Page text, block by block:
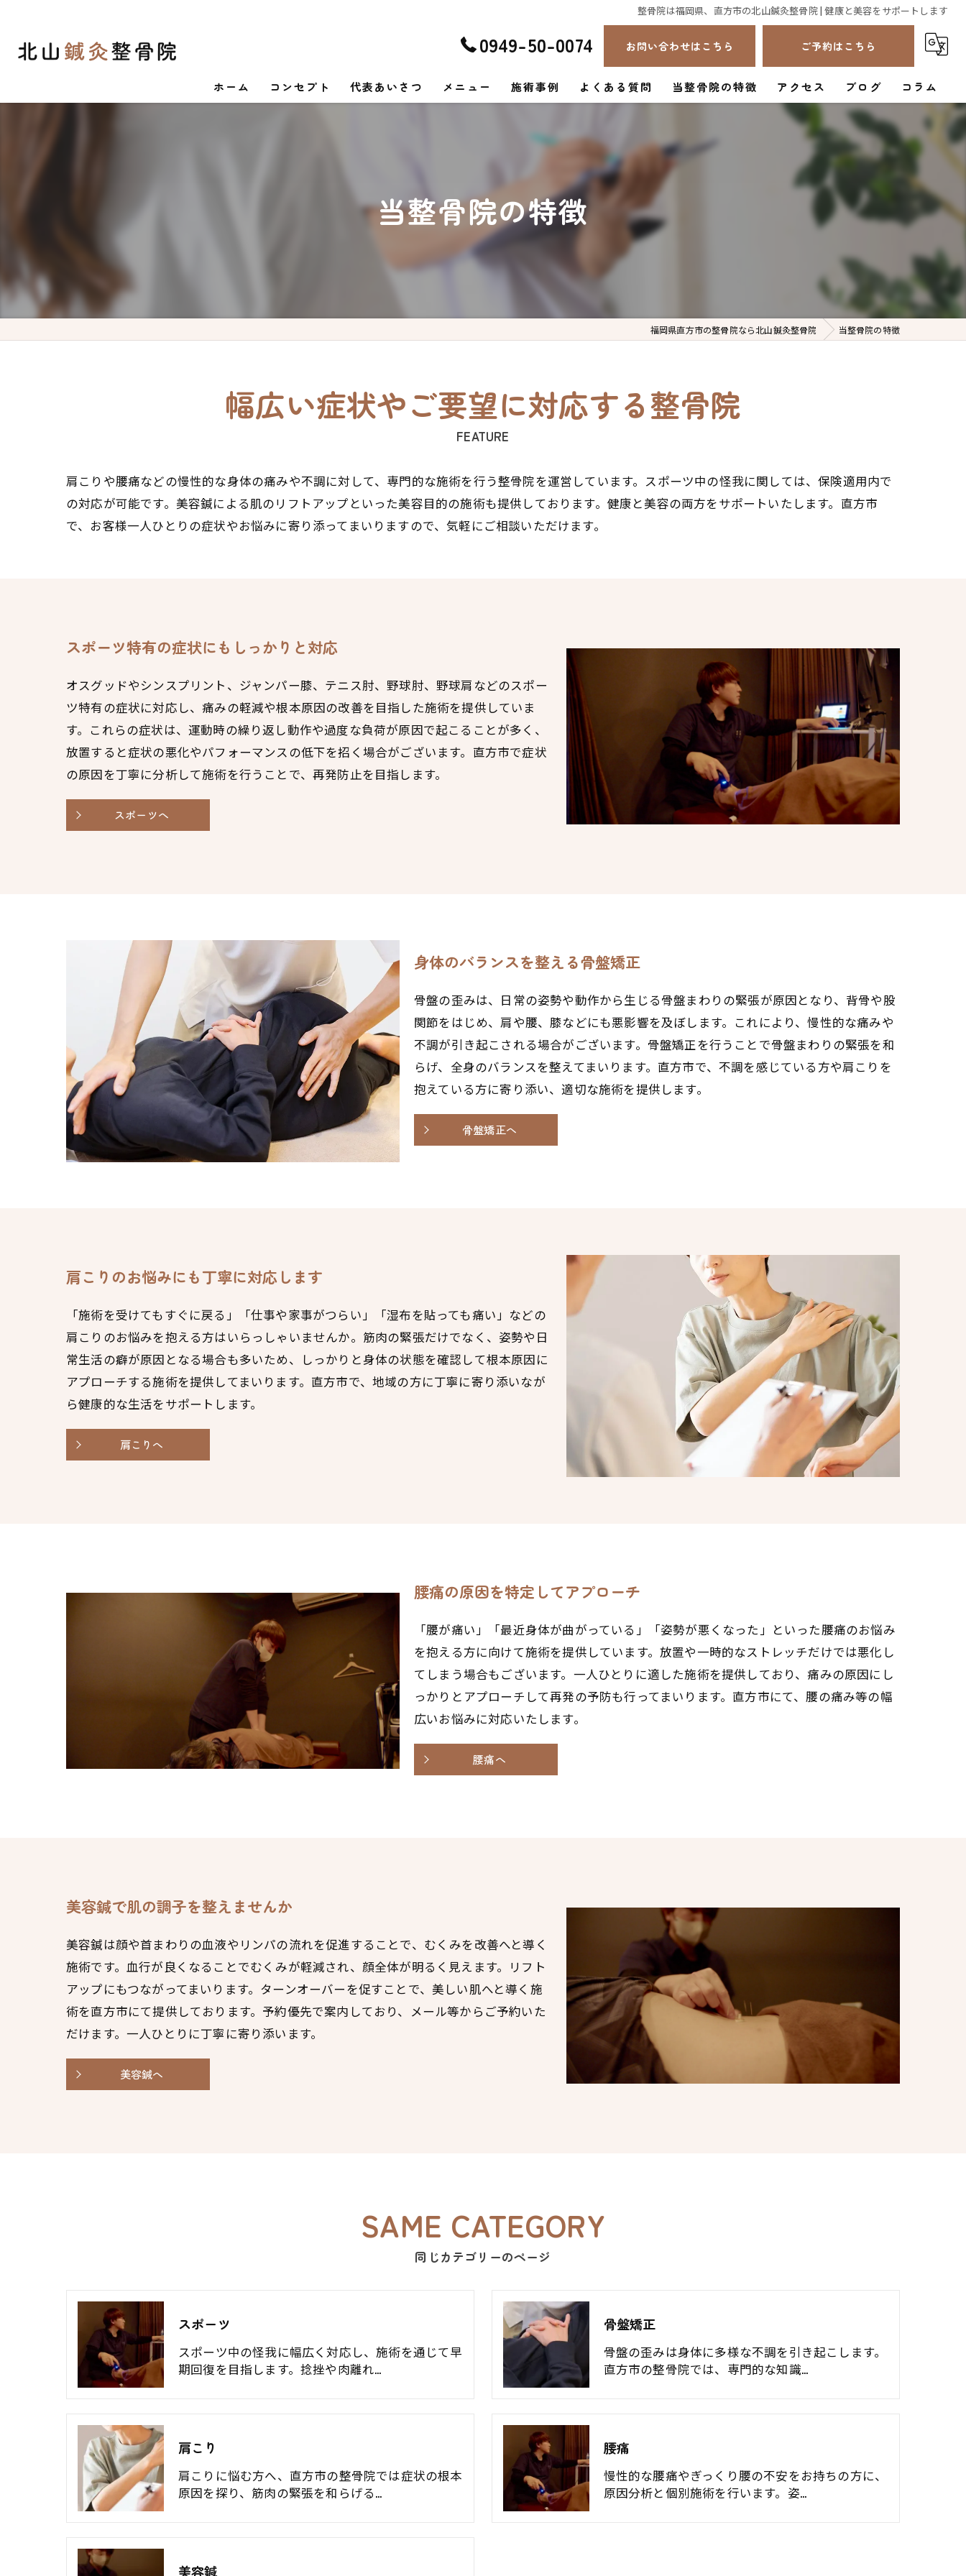
整骨院は福岡県、直方市の北山鍼灸整骨院 | 健康と美容をサポートします
0949-50-0074 お問い合わせはこちら ご予約はこちら
ホーム コンセプト 代表あいさつ メニュー 施術事例 よくある質問 当整骨院の特徴
骨盤矯正
アクセス ブログ コラム
当整骨院の特徴
福岡県直方市の整骨院なら北山鍼灸整骨院 当整骨院の特徴
幅広い症状やご要望に対応する整骨院
FEATURE
肩こりや腰痛などの慢性的な身体の痛みや不調に対して、専門的な施術を行う整骨院を運営しています。スポーツ中の怪我に関しては、保険適用内で
の対応が可能です。美容鍼による肌のリフトアップといった美容目的の施術も提供しております。健康と美容の両方をサポートいたします。直方市
で、お客様一人ひとりの症状やお悩みに寄り添ってまいりますので、気軽にご相談いただけます。
スポーツ特有の症状にもしっかりと対応
オスグッドやシンスプリント、ジャンパー膝、テニス肘、野球肘、野球肩などのスポー
ツ特有の症状に対応し、痛みの軽減や根本原因の改善を目指した施術を提供していま
す。これらの症状は、運動時の繰り返し動作や過度な負荷が原因で起こることが多く、
放置すると症状の悪化やパフォーマンスの低下を招く場合がございます。直方市で症状
の原因を丁寧に分析して施術を行うことで、再発防止を目指します。
スポーツへ
身体のバランスを整える骨盤矯正
骨盤の歪みは、日常の姿勢や動作から生じる骨盤まわりの緊張が原因となり、背骨や股
関節をはじめ、肩や腰、膝などにも悪影響を及ぼします。これにより、慢性的な痛みや
不調が引き起こされる場合がございます。骨盤矯正を行うことで骨盤まわりの緊張を和
らげ、全身のバランスを整えてまいります。直方市で、不調を感じている方や肩こりを
抱えている方に寄り添い、適切な施術を提供します。
骨盤矯正へ
肩こりのお悩みにも丁寧に対応します
「施術を受けてもすぐに戻る」「仕事や家事がつらい」「湿布を貼っても痛い」などの
肩こりのお悩みを抱える方はいらっしゃいませんか。筋肉の緊張だけでなく、姿勢や日
常生活の癖が原因となる場合も多いため、しっかりと身体の状態を確認して根本原因に
アプローチする施術を提供してまいります。直方市で、地域の方に丁寧に寄り添いなが
ら健康的な生活をサポートします。
肩こりへ
腰痛の原因を特定してアプローチ
「腰が痛い」「最近身体が曲がっている」「姿勢が悪くなった」といった腰痛のお悩み
を抱える方に向けて施術を提供しています。放置や一時的なストレッチだけでは悪化し
てしまう場合もございます。一人ひとりに適した施術を提供しており、痛みの原因にし
っかりとアプローチして再発の予防も行ってまいります。直方市にて、腰の痛み等の幅
広いお悩みに対応いたします。
腰痛へ
美容鍼で肌の調子を整えませんか
美容鍼は顔や首まわりの血液やリンパの流れを促進することで、むくみを改善へと導く
施術です。血行が良くなることでむくみが軽減され、顔全体が明るく見えます。リフト
アップにもつながってまいります。ターンオーバーを促すことで、美しい肌へと導く施
術を直方市にて提供しております。予約優先で案内しており、メール等からご予約いた
だけます。一人ひとりに丁寧に寄り添います。
美容鍼へ
同じカテゴリーのページ
SAME CATEGORY
スポーツ
スポーツ中の怪我に幅広く対応し、施術を通じて早
期回復を目指します。捻挫や肉離れ…
骨盤矯正
骨盤の歪みは身体に多様な不調を引き起こします。
直方市の整骨院では、専門的な知識…
肩こり
肩こりに悩む方へ、直方市の整骨院では症状の根本
原因を探り、筋肉の緊張を和らげる…
腰痛
慢性的な腰痛やぎっくり腰の不安をお持ちの方に、
原因分析と個別施術を行います。姿…
美容鍼